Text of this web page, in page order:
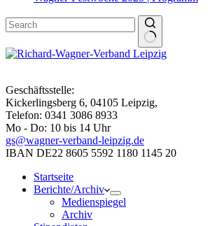
Geschäftsstelle:
Kickerlingsberg 6, 04105 Leipzig,
Telefon: 0341 3086 8933
Mo - Do: 10 bis 14 Uhr
gs@wagner-verband-leipzig.de
IBAN DE22 8605 5592 1180 1145 20
Startseite
Berichte/Archiv
Medienspiegel
Archiv